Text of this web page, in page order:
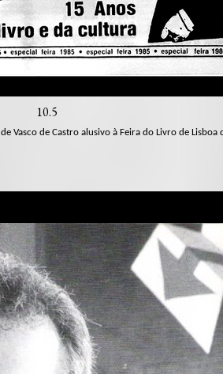
10.5
de Vasco de Castro alusivo à Feira do Livro de Lisboa